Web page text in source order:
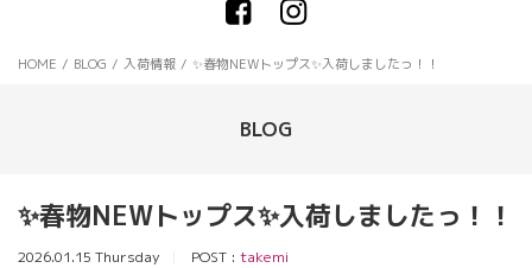
HOME / BLOG / 入荷情報 / ✨春物NEWトップス✨入荷しましたっ！！
BLOG
✨春物NEWトップス✨入荷しましたっ！！
2026.01.15 Thursday POST : takemi